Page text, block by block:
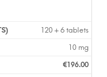
120 + 6 tablets
10 mg
€196.00